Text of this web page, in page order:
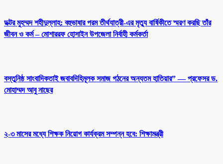
ডক্টর মুহম্মদ শহীদুল্লাহ: বহুভাষার পরম তীর্থযাত্রী-এর মৃত্যু বার্ষিকীতে স্মরণ করছি তাঁর
জীবন ও কর্ম – মোশাররফ হোসাইন উপজেলা নির্বাহী কর্মকর্তা
বস্তুনিষ্ঠ সাংবাদিকতাই জবাবদিহিমূলক সমাজ গঠনের অন্যতম হাতিয়ার” — প্রফেসর ড.
মোহাম্মদ আবু নাছের
২-৩ মাসের মধ্যে শিক্ষক নিয়োগ কার্যক্রম সম্পন্ন হবে: শিক্ষামন্ত্রী